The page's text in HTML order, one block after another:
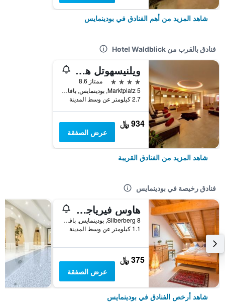
شاهد المزيد من أهم الفنادق في بودينمايس
فنادق بالقرب من Hotel Waldblick
ويلنيسهوتل هوبراو هاوس
4 نجوم
ممتاز 8.6
Marktplatz 5, بودينمايس, بافاريا, ألمانيا
2.7 كيلومتر عن وسط المدينة
934 ﷼
عرض الصفقة
شاهد المزيد من الفنادق القريبة
فنادق رخيصة في بودينمايس
هاوس فيرياجيسايتن
Silberberg 8, بودينمايس, بافاريا, ألمانيا
1.1 كيلومتر عن وسط المدينة
375 ﷼
عرض الصفقة
شاهد أرخص الفنادق في بودينمايس